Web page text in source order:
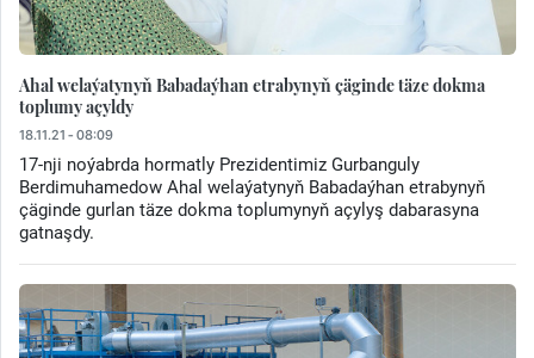
Ahal welaýatynyň Babadaýhan etrabynyň çäginde täze dokma
toplumy açyldy
18.11.21 - 08:09
17-nji noýabrda hormatly Prezidentimiz Gurbanguly
Berdimuhamedow Ahal welaýatynyň Babadaýhan etrabynyň
çäginde gurlan täze dokma toplumynyň açylyş dabarasyna
gatnaşdy.